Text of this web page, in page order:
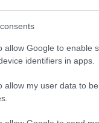
allow Google to enable
identifiers in apps.
allow my user data to